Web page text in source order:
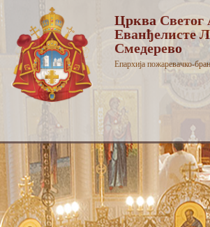
Црква Светог
Еванђелисте
Смедерево
Епархија пожаревачко-